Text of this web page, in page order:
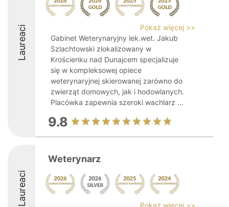
Laureaci
Pokaż więcej >>
Gabinet Weterynaryjny lek.wet. Jakub
Szlachtowski zlokalizowany w
Krościenku nad Dunajcem specjalizuje
się w kompleksowej opiece
weterynaryjnej skierowanej zarówno do
zwierząt domowych, jak i hodowlanych.
Placówka zapewnia szeroki wachlarz ...
9.8
Laureaci
Weterynarz
Pokaż więcej >>